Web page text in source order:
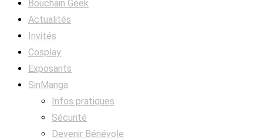
Bouchain Geek
Actualités
Invités
Cosplay
Exposants
SinManga
Infos pratiques
Sécurité
Devenir Bénévole